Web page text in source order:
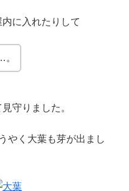
に入れたりして
守りました。
やく大葉も芽が出まし